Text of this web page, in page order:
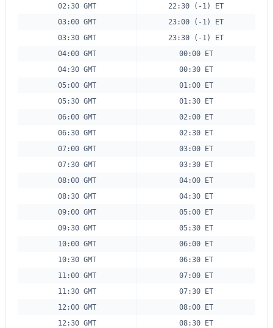
02:30 GMT
22:30 (-1) ET
03:00 GMT
23:00 (-1) ET
03:30 GMT
23:30 (-1) ET
04:00 GMT
00:00 ET
04:30 GMT
00:30 ET
05:00 GMT
01:00 ET
05:30 GMT
01:30 ET
06:00 GMT
02:00 ET
06:30 GMT
02:30 ET
07:00 GMT
03:00 ET
07:30 GMT
03:30 ET
08:00 GMT
04:00 ET
08:30 GMT
04:30 ET
09:00 GMT
05:00 ET
09:30 GMT
05:30 ET
10:00 GMT
06:00 ET
10:30 GMT
06:30 ET
11:00 GMT
07:00 ET
11:30 GMT
07:30 ET
12:00 GMT
08:00 ET
12:30 GMT
08:30 ET